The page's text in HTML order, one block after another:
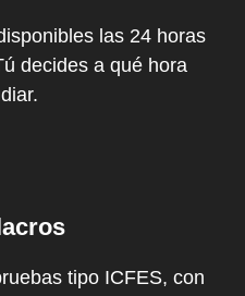
las 24 horas
decides a qué hora
tipo ICFES, con